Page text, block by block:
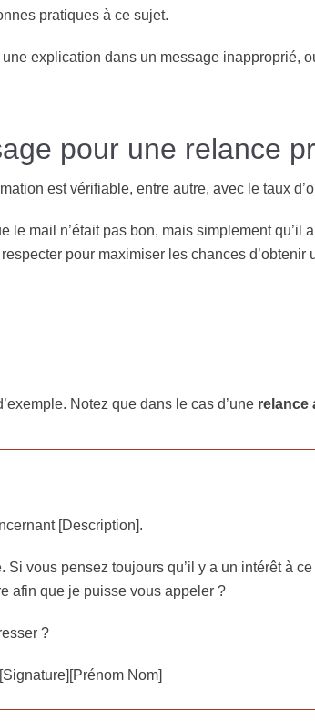
pratiques à ce sujet.
explication dans un message inapproprié,
pour une relance
est vérifiable, entre autre, avec le taux
mail n’était pas bon, mais simplement qu’il
pour maximiser les chances
Notez que dans le cas d’une relance
[Description].
vous pensez toujours qu’il y a un intérêt à
afin que je puisse vous appeler ?
?
Nom]